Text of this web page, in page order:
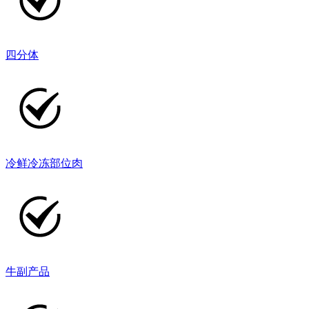
四分体
冷鲜冷冻部位肉
牛副产品